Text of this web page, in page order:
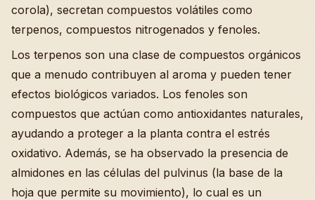
corola), secretan compuestos volátiles como
terpenos, compuestos nitrogenados y fenoles.
Los terpenos son una clase de compuestos orgánicos
que a menudo contribuyen al aroma y pueden tener
efectos biológicos variados. Los fenoles son
compuestos que actúan como antioxidantes naturales,
ayudando a proteger a la planta contra el estrés
oxidativo. Además, se ha observado la presencia de
almidones en las células del pulvinus (la base de la
hoja que permite su movimiento), lo cual es un